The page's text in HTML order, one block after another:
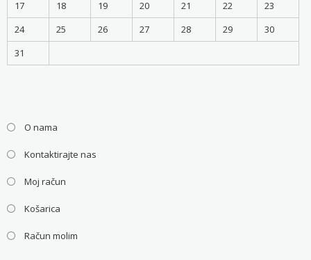
17
18 19 20 21 22
23
24
25 26 27 28 29
30
31
O nama
Kontaktirajte nas
Moj račun
Košarica
Račun molim